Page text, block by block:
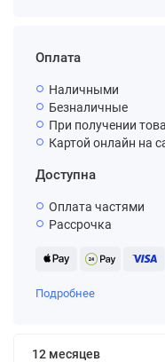
Оплата
Наличными
Безналичные
При получении
Картой онлайн на
Доступна
Оплата частями
Рассрочка
Подробнее
12 месяцев